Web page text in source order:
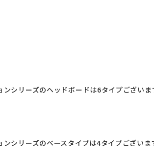
シリーズのヘッドボードは6タイプございま
シリーズのベースタイプは4タイプございま